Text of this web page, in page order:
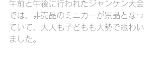
午前と午後に行われたジャンケン大会
では、非売品のミニカーが景品となっ
ていて、大人も子どもも大勢で賑わい
ました。